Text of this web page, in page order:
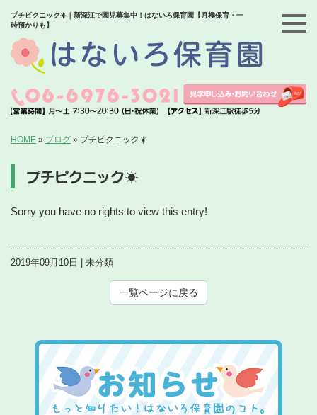
プチピクニック☀️｜新深江で園児募集中！はないろ保育園【月極保育・一
時預かりも】
HOME » ブログ » プチピクニック☀️
プチピクニック☀️
Sorry you have no rights to view this entry!
2019年09月10日 | 未分類
一覧ページに戻る